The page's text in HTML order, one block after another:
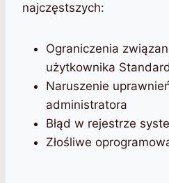
najczęstszych:
Ograniczenia
użytkownika
Naruszenie
administratora
Błąd w rejestrze
Złośliwe